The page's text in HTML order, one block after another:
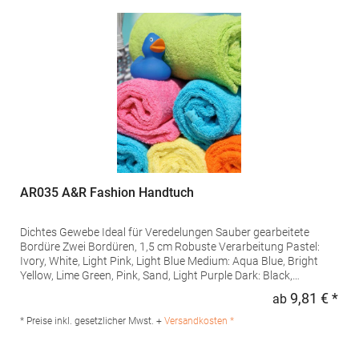
AR035 A&R Fashion Handtuch
Dichtes Gewebe Ideal für Veredelungen Sauber gearbeitete
Bordüre Zwei Bordüren, 1,5 cm Robuste Verarbeitung Pastel:
Ivory, White, Light Pink, Light Blue Medium: Aqua Blue, Bright
Yellow, Lime Green, Pink, Sand, Light Purple Dark: Black,
Orange, Anthracite Grey, Fire Red, Dark Green, True Blue, Purple
Pastel und Medium Farben bis 60° C, Dark Farben bis 40° C
ab 9,81 € *
* Preise inkl. gesetzlicher Mwst. + Versandkosten *